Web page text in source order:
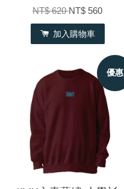
NT$ 620NT$ 560
加入購物車
優惠